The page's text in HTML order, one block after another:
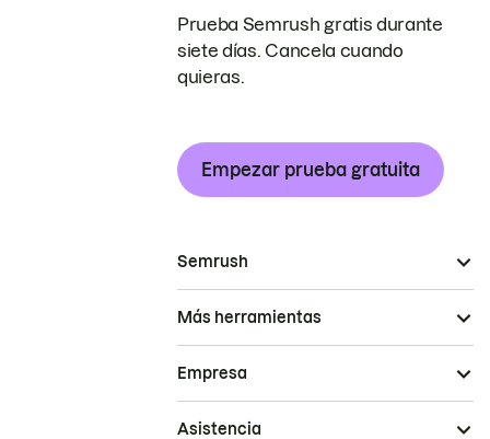
Prueba Semrush gratis durante
siete días. Cancela cuando
quieras.
Empezar prueba gratuita
Semrush
Más herramientas
Empresa
Asistencia